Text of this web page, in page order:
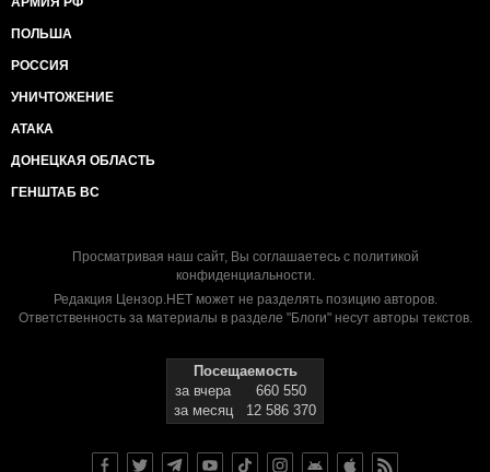
ПОЛЬША
РОССИЯ
УНИЧТОЖЕНИЕ
АТАКА
ДОНЕЦКАЯ ОБЛАСТЬ
ГЕНШТАБ ВС
Просматривая наш сайт, Вы соглашаетесь с политикой
конфиденциальности.
Редакция Цензор.НЕТ может не разделять позицию авторов.
Ответственность за материалы в разделе "Блоги" несут авторы текстов.
Посещаемость
за вчера
660 550
за месяц
12 586 370